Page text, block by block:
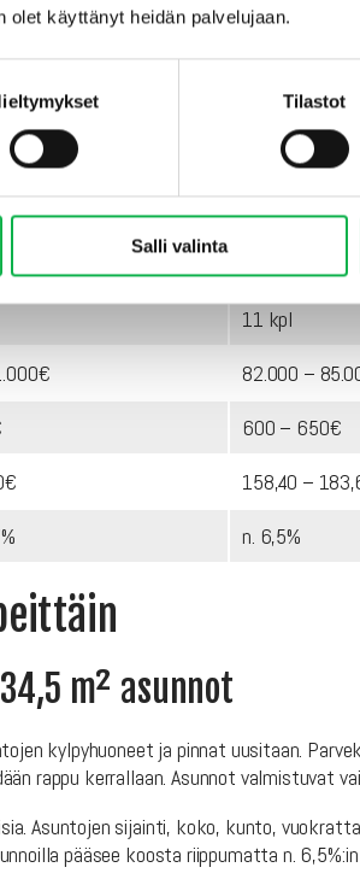
olet käyttänyt heidän palvelujaan.
Tilastot
Salli valinta
alimpien kerrosten (ei maantasalla)
KAKSIOT
11 kpl
82.000 –
600 – 650€
158,40 –
n. 6,5%
m² asunnot
kylpyhuoneet ja pinnat uusitaan.
rappu kerrallaan. Asunnot valmistuvat
Asuntojen sijainti, koko, kunto,
pääsee koosta riippumatta n.